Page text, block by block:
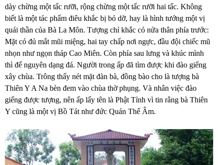
dày chừng một tấc rưỡi, rộng chừng một tấc rưỡi hai tấc. Không
biết là một tác phẩm điêu khắc bị bỏ dỡ, hay là hình tướng một vị
quái thần của Bà La Môn. Tượng chỉ khắc có nửa thân phía trước:
Mặt có đủ mắt mũi miệng, hai tay chấp nơi ngực, đầu đội chiếc mũ
nhọn như ngọn tháp Cao Miên. Còn phía sau lưng và khúc mình
thì để nguyên dạng đá. Người trong ấp đã tìm được khi đào giếng
xây chùa. Trông thấy nét mặt đàn bà, đồng bào cho là tượng bà
Thiên Y A Na bèn đem vào chùa thờ phụng. Và nhân việc đào
giếng được tượng, nên ấp lấy tên là Phật Tỉnh vì tin rằng bà Thiên
Y cũng là một vị Bồ Tát như đức Quán Thế Âm.